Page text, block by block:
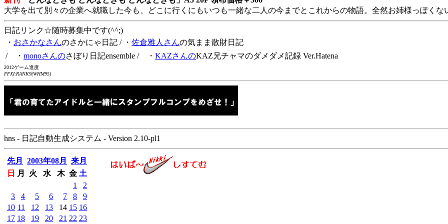
大学を出て別々の企業へ就職した今も、どこに行くにもいつも一緒な二人の今までとこれからの物語。全然お姉様っぽくな
日記リンク☆随時募集中です(^^;)
・ おさかなさんのさかにゃ日記 / ・ 佐倉雅人さんの気まま散財日記
/ ・ monoさんのさぼり日記ensemble / ・ KAZさんのKAZ兄チャマのダメダメ記録 Ver.Hatena
2012ゲーム進度
FFXI:RANK9(WHM95)
hns - 日記自動生成システム - Version 2.10-pl1
先月 2003年08月
来月
日
月 火 水 木 金 土
1
2
3
4 5 6 7 8
9
10 11 12 13 14 15 16
17 18 19 20 21 22 23